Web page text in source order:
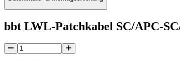
bbt LWL-Patchkabel SC/APC-